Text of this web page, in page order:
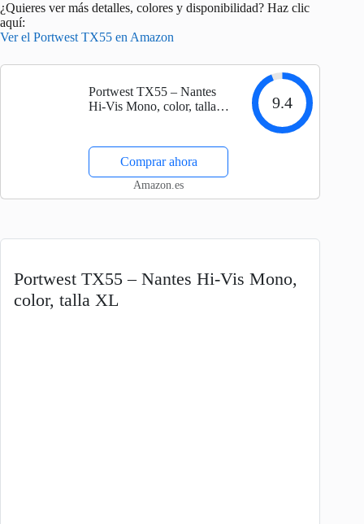
¿Quieres ver más detalles, colores y disponibilidad? Haz clic
aquí:
Ver el Portwest TX55 en Amazon
Portwest TX55 – Nantes
Hi-Vis Mono, color, talla
9.4
Comprar ahora
Amazon.es
Portwest TX55 – Nantes Hi-Vis Mono,
color, talla XL